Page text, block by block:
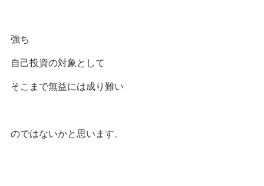
強ち
自己投資の対象として
そこまで無益には成り難い
のではないかと思います。